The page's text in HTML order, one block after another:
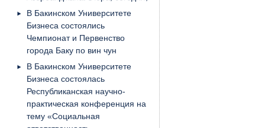
В Бакинском Университете
Бизнеса состоялись
Чемпионат и Первенство
города Баку по вин чун
В Бакинском Университете
Бизнеса состоялась
Республиканская научно-
практическая конференция на
тему «Социальная